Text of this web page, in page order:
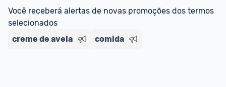
Você receberá alertas de novas promoções dos termos
selecionados
creme de avela
comida